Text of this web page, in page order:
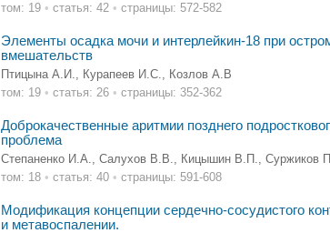
том: 19 • статья: 42 • страницы: 572-582
Элементы осадка мочи и интерлейкин-18 при
вмешательств
Птицына А.И., Курапеев И.С., Козлов А.В
том: 19 • статья: 26 • страницы: 352-362
Доброкачественные аритмии позднего
проблема
Степаненко И.А., Салухов В.В., Кицышин В.П.,
том: 18 • статья: 40 • страницы: 591-608
Модификация концепции сердечно-сосудистого
и метавоспалении.